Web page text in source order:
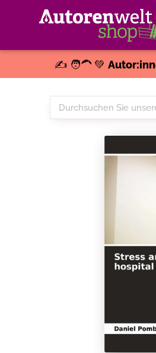
✍️ 🧑‍🦱 💚
Durchsuchen
Sie